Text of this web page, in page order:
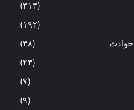
(۳۱۳)
(۱۹۲)
(۳۸)
(۲۳)
(۷)
(۹)